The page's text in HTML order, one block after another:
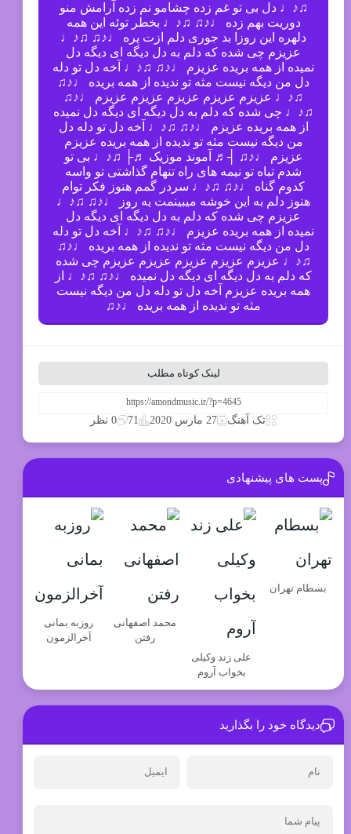
♫♪♩ دل بی تو غم زده چشامو نم زده آرامش منو
دوریت بهم زده ♩♪♫ ♫♪♩ بخطر توئه این همه
دلهره این روزا بد جوری دلم ازت پره ♩♪♫ ♫♪♩
عزیزم چی شده که دلم به دل دیگه ای دیگه دل
نمیده از همه بریده عزیزم ♩♪♫ ♫♪♩ آخه دل تو دله
دل من دیگه نیست مثه تو ندیده از همه بریده ♩♪♫
♫♪♩ عزیزم عزیزم عزیزم عزیزم عزیزم ♩♪♫
♫♪♩ چی شده که دلم به دل دیگه ای دیگه دل نمیده
از همه بریده عزیزم ♩♪♫ ♫♪♩ آخه دل تو دله دل
من دیگه نیست مثه تو ندیده از همه بریده عزیزم
عزیزم ♩♪♫ ┤♬ آموند موزیک ♬├ ♫♪♩ بی تو
شدم تباه تو نیمه های راه تنهام گذاشتی تو واسه
کدوم گناه ♩♪♫ ♫♪♩ سردر گمم هنوز فکر توام
هنوز دلم به این خوشه میبینمت یه روز ♩♪♫ ♫♪♩
عزیزم چی شده که دلم به دل دیگه ای دیگه دل
نمیده از همه بریده عزیزم ♩♪♫ ♫♪♩ آخه دل تو دله
دل من دیگه نیست مثه تو ندیده از همه بریده ♩♪♫
♫♪♩ عزیزم عزیزم عزیزم عزیزم عزیزم چی شده
که دلم به دل دیگه ای دیگه دل نمیده ♩♪♫ ♫♪♩ از
همه بریده عزیزم آخه دل تو دله دل من دیگه نیست
مثه تو ندیده از همه بریده ♩♪♫
لینک کوتاه مطلب
تک آهنگ 27 مارس 2020 71 0 نظر
پست های پیشنهادی
بسطام تهران
علی زند وکیلی
بخواب آروم
محمد اصفهانی
رفتن
روزبه بمانی
آخرالزمون
دیدگاه خود را بگذارید